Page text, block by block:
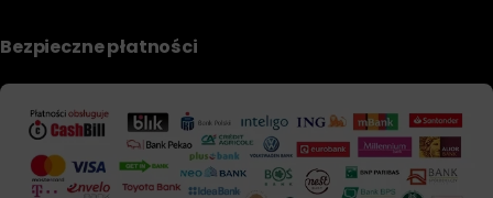
Bezpieczne płatności